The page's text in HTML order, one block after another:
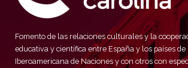
Fomento de las relaciones culturales y la
educativa y científica entre España y los países
Iberoamericana de Naciones y con otros con